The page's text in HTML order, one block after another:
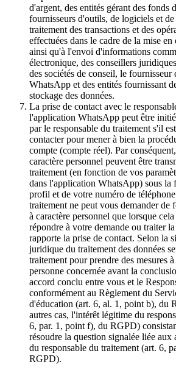
d'argent, des entités gérant des fonds
fournisseurs d'outils, de logiciels et
traitement des transactions et des
effectuées dans le cadre de la mise
ainsi qu'à l'envoi d'informations
électronique, des conseillers
des sociétés de conseil, le fournisseur
WhatsApp et des entités fournissant
stockage des données.
La prise de contact avec le
l'application WhatsApp peut être
par le responsable du traitement s'il
contacter pour mener à bien la
compte (compte réel). Par
caractère personnel peuvent être
traitement (en fonction de vos
dans l'application WhatsApp) sous la
profil et de votre numéro de
traitement ne peut vous demander de
à caractère personnel que lorsque
répondre à votre demande ou traiter
rapporte la prise de contact. Selon la
juridique du traitement des données
traitement pour prendre des mesures
personne concernée avant la
accord conclu entre vous et le
conformément au Règlement du
d'éducation (art. 6, al. 1, point b), du
autres cas, l'intérêt légitime du
6, par. 1, point f), du RGPD)
résoudre la question signalée liée aux
du responsable du traitement (art. 6,
RGPD).